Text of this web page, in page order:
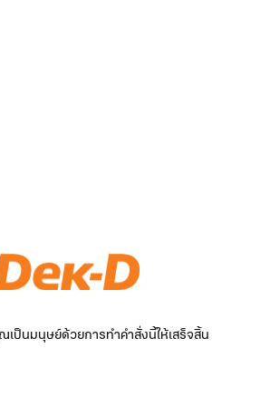
เป็นมนุษย์ด้วยการทำคำสั่งนี้ให้เสร็จสิ้น